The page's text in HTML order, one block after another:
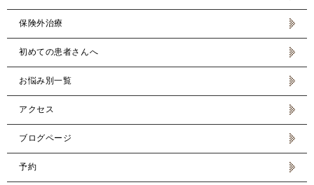
保険外治療
初めての患者さんへ
お悩み別一覧
アクセス
ブログページ
予約